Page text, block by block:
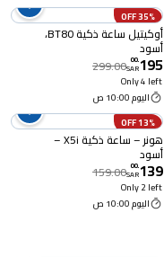
35% OFF
أوكيتيل ساعة ذكية BT80،
أسود
195
.
00
SAR
299.00
Only 4 left
اليوم 10:00 ص
13% OFF
هونر – ساعة ذكية X5i –
أسود
139
.
00
SAR
159.00
Only 2 left
اليوم 10:00 ص